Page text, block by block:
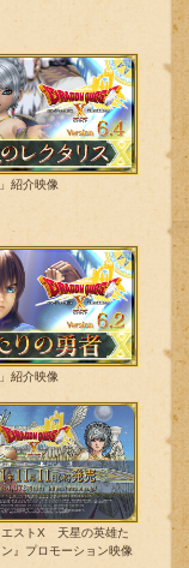
紹介映像
紹介映像
エストX 天星の英雄た
』プロモーション映像